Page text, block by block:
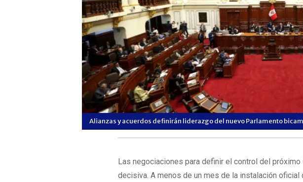
Alianzas y acuerdos definirán liderazgo del nuevo Parlamento
Las negociaciones para definir el control del próximo
decisiva. A menos de un mes de la instalación oficial